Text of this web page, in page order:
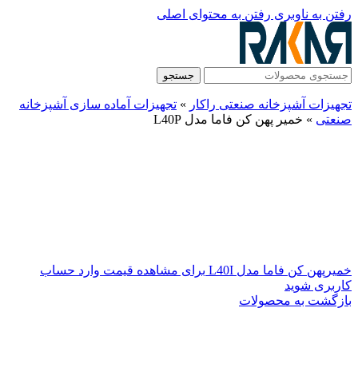
رفتن به ناوبری رفتن به محتوای اصلی
جستجو
تجهیزات آشپزخانه صنعتی راکار » تجهیزات آماده سازی آشپزخانه
صنعتی » خمیر پهن کن فاما مدل L40P
خمیرپهن کن فاما مدل L40I
برای مشاهده قیمت وارد حساب
کاربری شوید
بازگشت به محصولات